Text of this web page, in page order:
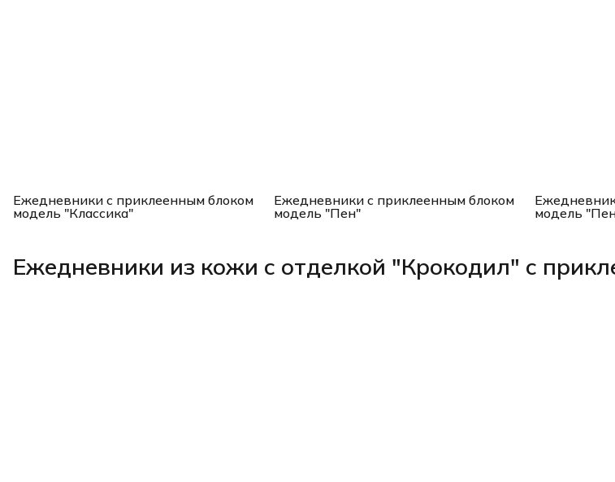
Ежедневники с приклеенным блоком
модель "Классика"
Ежедневники с приклеенным блоком
модель "Пен"
модель
Ежедневники из кожи с отделкой "Крокодил" с